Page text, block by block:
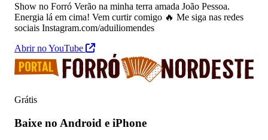
Show no Forró Verão na minha terra amada João Pessoa.
Energia lá em cima! Vem curtir comigo 🔥 Me siga nas redes
sociais Instagram.com/aduiliomendes
Abrir no YouTube
Grátis
Baixe no Android e iPhone